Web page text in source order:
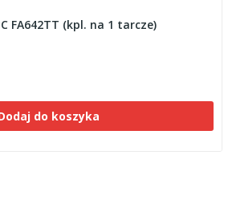
FA642TT (kpl. na 1 tarcze)
do koszyka